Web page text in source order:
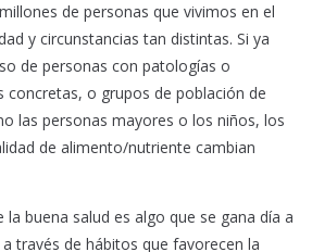
de personas que vivimos en el
y circunstancias tan distintas. Si ya
de personas con patologías o
concretas, o grupos de población de
las personas mayores o los niños, los
de alimento/nutriente cambian
la buena salud es algo que se gana día a
través de hábitos que favorecen la